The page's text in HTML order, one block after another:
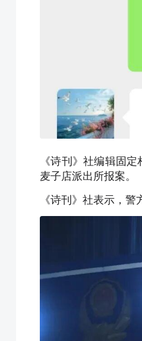
《诗刊》社编辑固
麦子店派出所报案。
《诗刊》社表示，